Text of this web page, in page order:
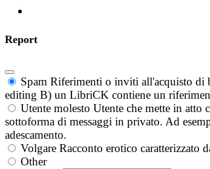
Report
Spam Riferimenti o inviti all'acquisto di
editing B) un LibriCK contiene un
Utente molesto Utente che mette in atto
sottoforma di messaggi in privato. Ad
adescamento.
Volgare Racconto erotico caratterizzato
Other